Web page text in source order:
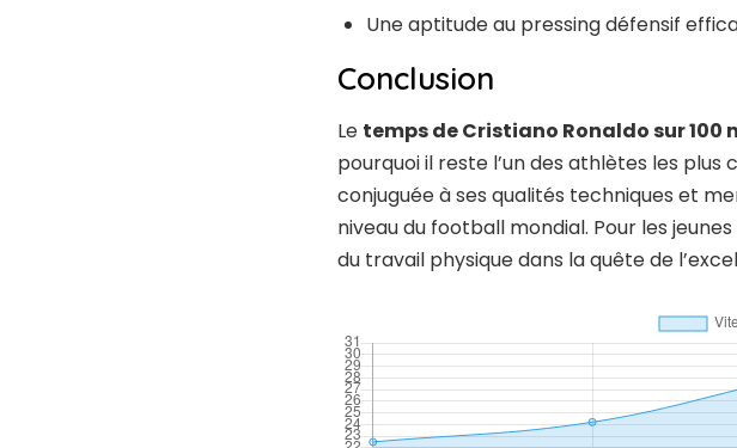
Une aptitude au pressing défensif
Conclusion
Le temps de Cristiano Ronaldo sur 100
pourquoi il reste l’un des athlètes les
conjuguée à ses qualités techniques et
niveau du football mondial. Pour les
du travail physique dans la quête de